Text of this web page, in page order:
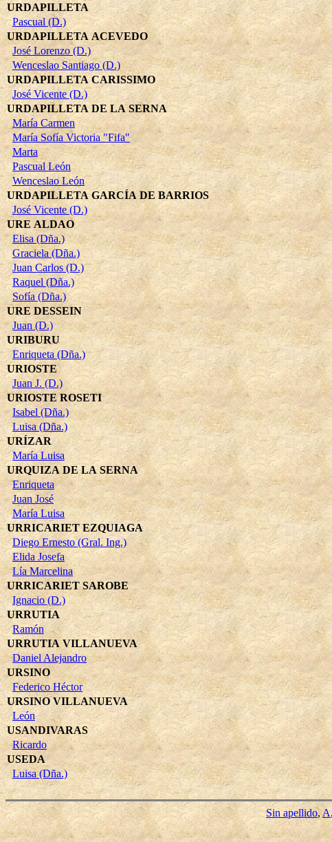
URDAPILLETA
Pascual (D.)
URDAPILLETA ACEVEDO
José Lorenzo (D.)
Wenceslao Santiago (D.)
URDAPILLETA CARISSIMO
José Vicente (D.)
URDAPILLETA DE LA SERNA
María Carmen
María Sofía Victoria "Fifa"
Marta
Pascual León
Wenceslao León
URDAPILLETA GARCÍA DE BARRIOS
José Vicente (D.)
URE ALDAO
Elisa (Dña.)
Graciela (Dña.)
Juan Carlos (D.)
Raquel (Dña.)
Sofía (Dña.)
URE DESSEIN
Juan (D.)
URIBURU
Enriqueta (Dña.)
URIOSTE
Juan J. (D.)
URIOSTE ROSETI
Isabel (Dña.)
Luisa (Dña.)
URÍZAR
María Luisa
URQUIZA DE LA SERNA
Enriqueta
Juan José
María Luisa
URRICARIET EZQUIAGA
Diego Ernesto (Gral. Ing.)
Elida Josefa
Lía Marcelina
URRICARIET SAROBE
Ignacio (D.)
URRUTIA
Ramón
URRUTIA VILLANUEVA
Daniel Alejandro
URSINO
Federico Héctor
URSINO VILLANUEVA
León
USANDIVARAS
Ricardo
USEDA
Luisa (Dña.)
Sin apellido,A